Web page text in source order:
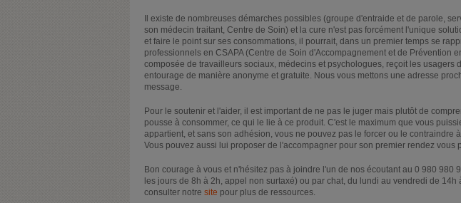
Il existe de nombreuses démarches possibles (groupe d'entraide et de parole,
son médecin traitant, Centre de Soin) et la cure n'est pas forcément l'unique
et faire le point sur ses consommations, il pourrait, dans un premier temps se
professionnels en CSAPA (Centre de Soin d'Accompagnement et de Prévention
composée de travailleurs sociaux, médecins et psychologues, reçoit les usagers
entourage de manière anonyme et gratuite. Nous vous mettons une adresse
message.
Pour le soutenir et l'aider, il est important de ne pas le juger mais plutôt de
pousse à consommer, ce qui le lie à ce produit. C'est le maximum que vous
appartient, et sans son adhésion, vous ne pouvez pas le forcer ou le contraindre
Vous pouvez aussi lui proposer de l'accompagner pour son premier rendez vous
Bon courage à vous et n'hésitez pas à joindre l'un de nos écoutant au 0 980 980
les jours de 8h à 2h, appel non surtaxé) ou par chat, du lundi au vendredi de 14h
consulter notre site pour plus de ressources.